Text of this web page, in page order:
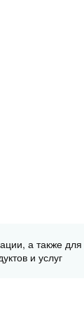
а также
и услуг